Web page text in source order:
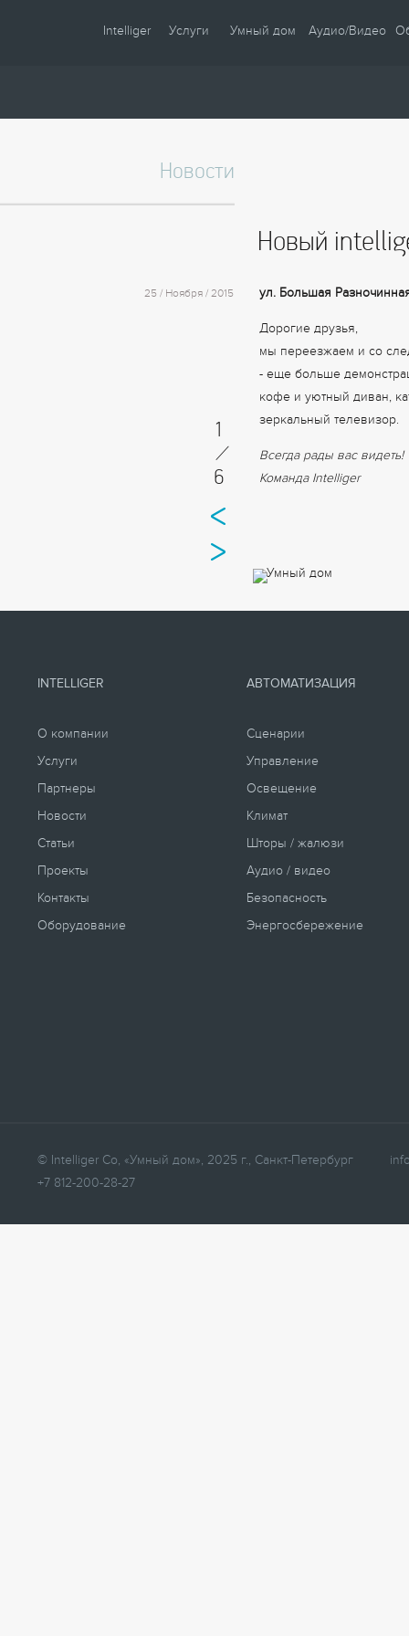
Intelliger
Партнеры
Услуги
Монтаж
Настройка
Умный дом
Управление
Климат
Аудио / Видео
Аудио/Видео
Новости
Новый
25 / Ноября / 2015 ул. Большая
Дорогие друзья,
мы переезжаем и со
- еще больше
кофе и уютный диван,
зеркальный телевизор.
Всегда рады вас видеть!
Команда Intelliger
1
/
6
INTELLIGER
О компании
Услуги
Партнеры
Новости
Статьи
Проекты
Контакты
Оборудование
АВТОМАТИЗАЦИЯ
Сценарии
Управление
Освещение
Климат
Шторы / жалюзи
Аудио / видео
Безопасность
Энергосбережение
© Intelliger Co, «Умный дом», 2025 г., Санкт-Петербург
+7 812-200-28-27